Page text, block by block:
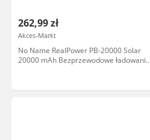
262,99 zł
Akces-Markt
No Name RealPower PB-20000 Solar
20000 mAh Bezprzewodowe ładowanie